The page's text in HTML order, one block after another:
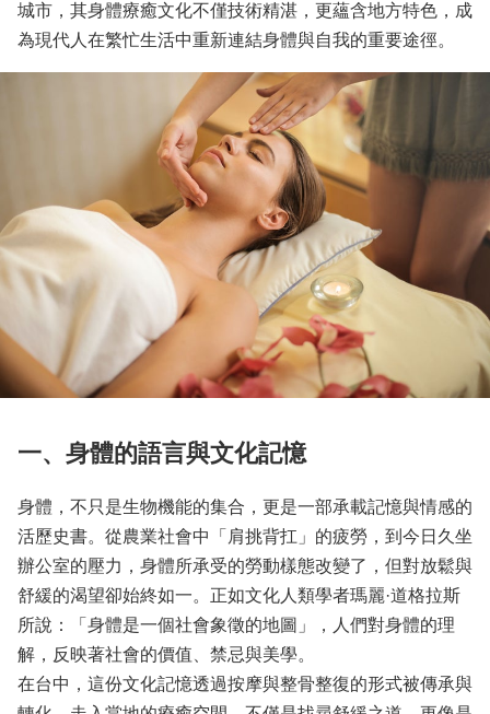
城市，其身體療癒文化不僅技術精湛，更蘊含地方特色，成
為現代人在繁忙生活中重新連結身體與自我的重要途徑。
一、身體的語言與文化記憶
身體，不只是生物機能的集合，更是一部承載記憶與情感的
活歷史書。從農業社會中「肩挑背扛」的疲勞，到今日久坐
辦公室的壓力，身體所承受的勞動樣態改變了，但對放鬆與
舒緩的渴望卻始終如一。正如文化人類學者瑪麗·道格拉斯
所說：「身體是一個社會象徵的地圖」，人們對身體的理
解，反映著社會的價值、禁忌與美學。
在台中，這份文化記憶透過按摩與整骨整復的形式被傳承與